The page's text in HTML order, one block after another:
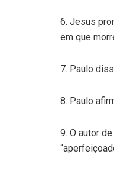
6. Jesus
em que
7. Paulo
8. Paulo
9. O autor